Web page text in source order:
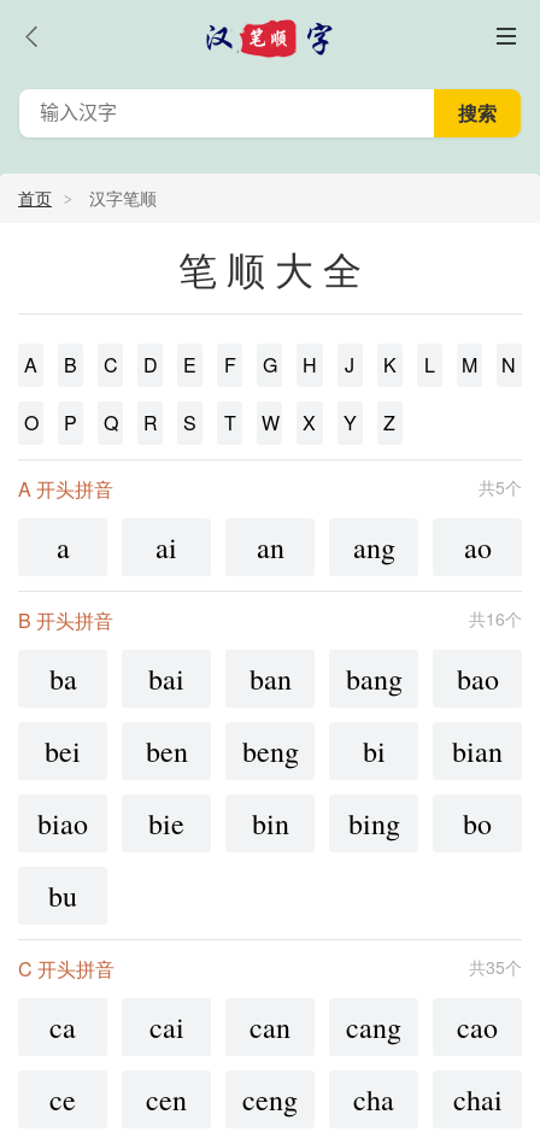
首页 汉字笔顺
笔顺大全
A B C D E F G H J K L M N
O P Q R S T W X Y Z
共5个
A 开头拼音
a ai an ang ao
共16个
B 开头拼音
ba bai ban bang
bao
bei
ben beng bi
bian
biao
bie bin bing
bo
bu
共35个
C 开头拼音
ca cai can cang
cao
ce
cen ceng cha
chai